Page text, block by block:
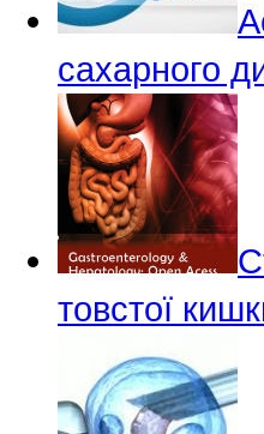
сахарного
товстої